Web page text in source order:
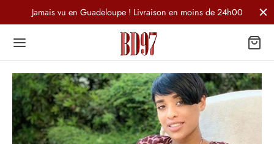
Jamais vu en Guadeloupe ! Livraison en moins de 24h00